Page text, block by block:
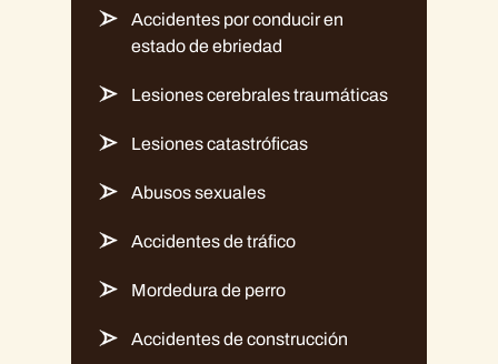
Accidentes por conducir en
estado de ebriedad
Lesiones cerebrales traumáticas
Lesiones catastróficas
Abusos sexuales
Accidentes de tráfico
Mordedura de perro
Accidentes de construcción